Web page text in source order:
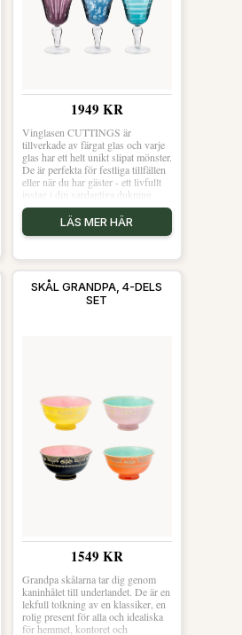
1949 KR
Vinglasen CUTTINGS är
tillverkade av färgat glas och varje
glas har ett helt unikt slipat mönster.
De är perfekta för festliga tillfällen
eller när du har gäster - ett livfullt
inslag i din vardagliga dukning.
LÄS MER HÄR
SKÅL GRANDPA, 4-DELS
SET
1549 KR
Grandpa skålarna tar dig genom
kaninhålet till underlandet. De är en
lekfull tolkning av en klassiker, en
rolig present för alla och idealiska
för hemmet, kontoret och